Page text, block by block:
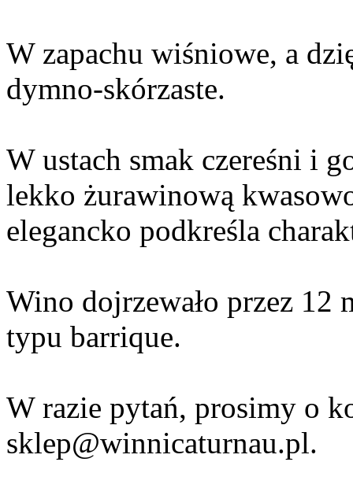
W zapachu wiśniowe, a
dymno-skórzaste.
W ustach smak czereśni i
lekko żurawinową
elegancko podkreśla
Wino dojrzewało przez 12
typu barrique.
W razie pytań, prosimy o
sklep@winnicaturnau.pl.